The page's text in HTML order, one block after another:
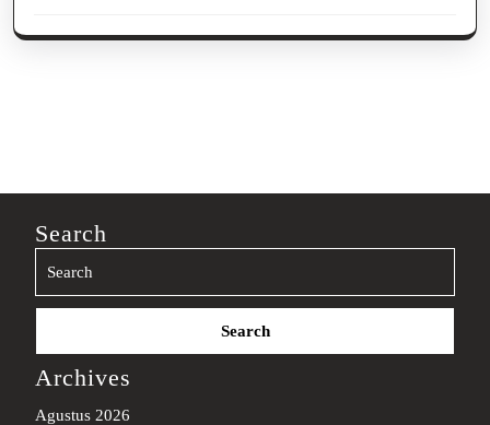
Search
Search
Archives
Agustus 2026